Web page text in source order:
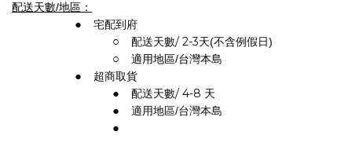
配送天數/地區：
宅配到府
配送天數/ 2-3天(不含例假日)
適用地區/台灣本島
超商取貨
配送天數/ 4-8 天
適用地區/台灣本島